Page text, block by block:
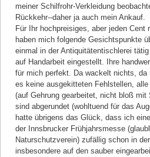
meiner Schilfrohr-Verkleidung
Rückkehr--daher ja auch mein Ankauf.
Für Ihr hochpreisiges, aber jeden Cent
haben mich folgende Gesichtspunkte
einmal in der Antiquitätentischlerei
auf Handarbeit eingestellt. Ihre
für mich perfekt. Da wackelt nichts, da
es keine ausgekitteten Fehlstellen,
(auf Gehrung gearbeitet, nicht bloß
sind abgerundet (wohltuend für das
hatte übrigens das Glück, dass ich
der Innsbrucker Frühjahrsmesse
Naturschutzverein) zufällig schon in
insbesondere auf den sauber